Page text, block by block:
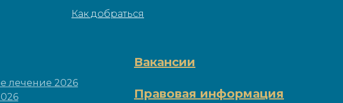
Как добраться
лечение 2026
Вакансии
Правовая информация